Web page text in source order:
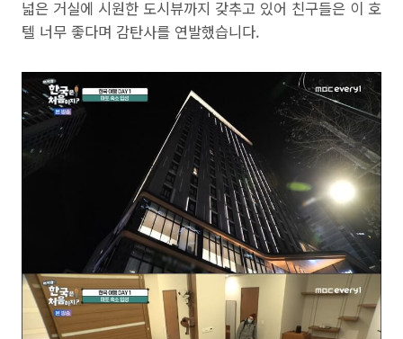
넓은 거실에 시원한 도시뷰까지 갖추고 있어 친구들은 이 호
텔 너무 좋다며 감탄사를 연발했습니다.